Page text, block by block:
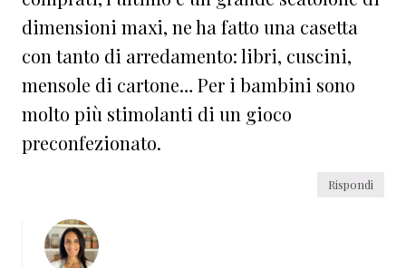
dimensioni maxi, ne ha fatto una casetta
con tanto di arredamento: libri, cuscini,
mensole di cartone… Per i bambini sono
molto più stimolanti di un gioco
preconfezionato.
Rispondi